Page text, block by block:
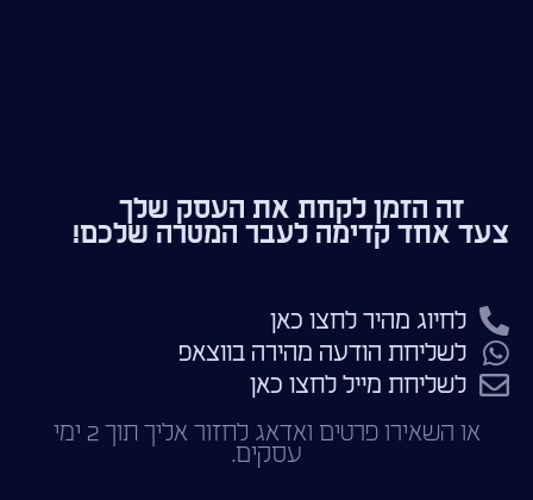
זה הזמן לקחת את העסק שלך
צעד אחד קדימה לעבר המטרה שלכם!
או השאירו פרטים ואדאג לחזור אליך תוך 2 ימי
עסקים.
לחיוג מהיר לחצו כאן
לשליחת הודעה מהירה בווצאפ
לשליחת מייל לחצו כאן